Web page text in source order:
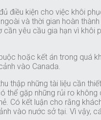
điều kiện cho việc khôi
và thời gian hoàn
yêu cầu gia hạn vì khôi
hoặc kết án trong quá
vào Canada.
thập những tài liệu cần
thể gặp những rủi ro
Có kết luận cho rằng
vào nước sở tại. Vì vậy,